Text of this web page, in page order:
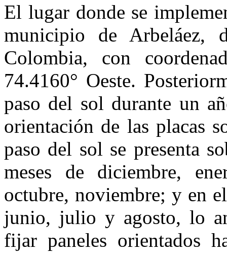
El lugar donde se
municipio de Arbeláez,
Colombia, con
74.4160° Oeste.
paso del sol durante un
orientación de las placas
paso del sol se presenta
meses de diciembre,
octubre, noviembre; y en
junio, julio y agosto, lo
fijar paneles orientados